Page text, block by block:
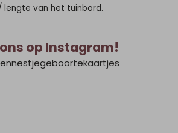
van het tuinbord.
op Instagram!